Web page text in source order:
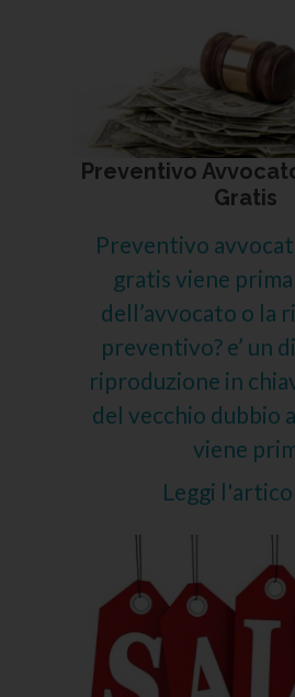
Preventivo
Gratis
Preventivo
gratis viene
dell’avvocato o la
preventivo? e’ un
riproduzione in
del vecchio dubbio
viene
Leggi